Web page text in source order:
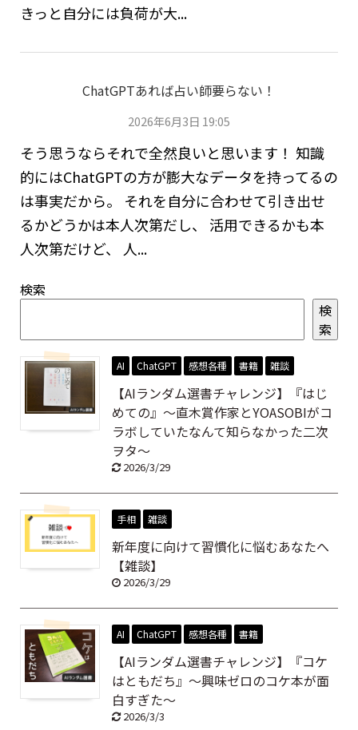
きっと自分には負荷が大...
ChatGPTあれば占い師要らない！
2026年6月3日 19:05
そう思うならそれで全然良いと思います！ 知識
的にはChatGPTの方が膨大なデータを持ってるの
は事実だから。 それを自分に合わせて引き出せ
るかどうかは本人次第だし、 活用できるかも本
人次第だけど、 人...
検索
検
索
AI ChatGPT 感想各種 書籍 雑談
【AIランダム選書チャレンジ】『はじ
めての』～直木賞作家とYOASOBIがコ
ラボしていたなんて知らなかった二次
ヲタ～
2026/3/29
手相 雑談
新年度に向けて習慣化に悩むあなたへ
【雑談】
2026/3/29
AI ChatGPT 感想各種 書籍
【AIランダム選書チャレンジ】『コケ
はともだち』～興味ゼロのコケ本が面
白すぎた～
2026/3/3